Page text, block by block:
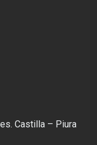
Castilla – Piura